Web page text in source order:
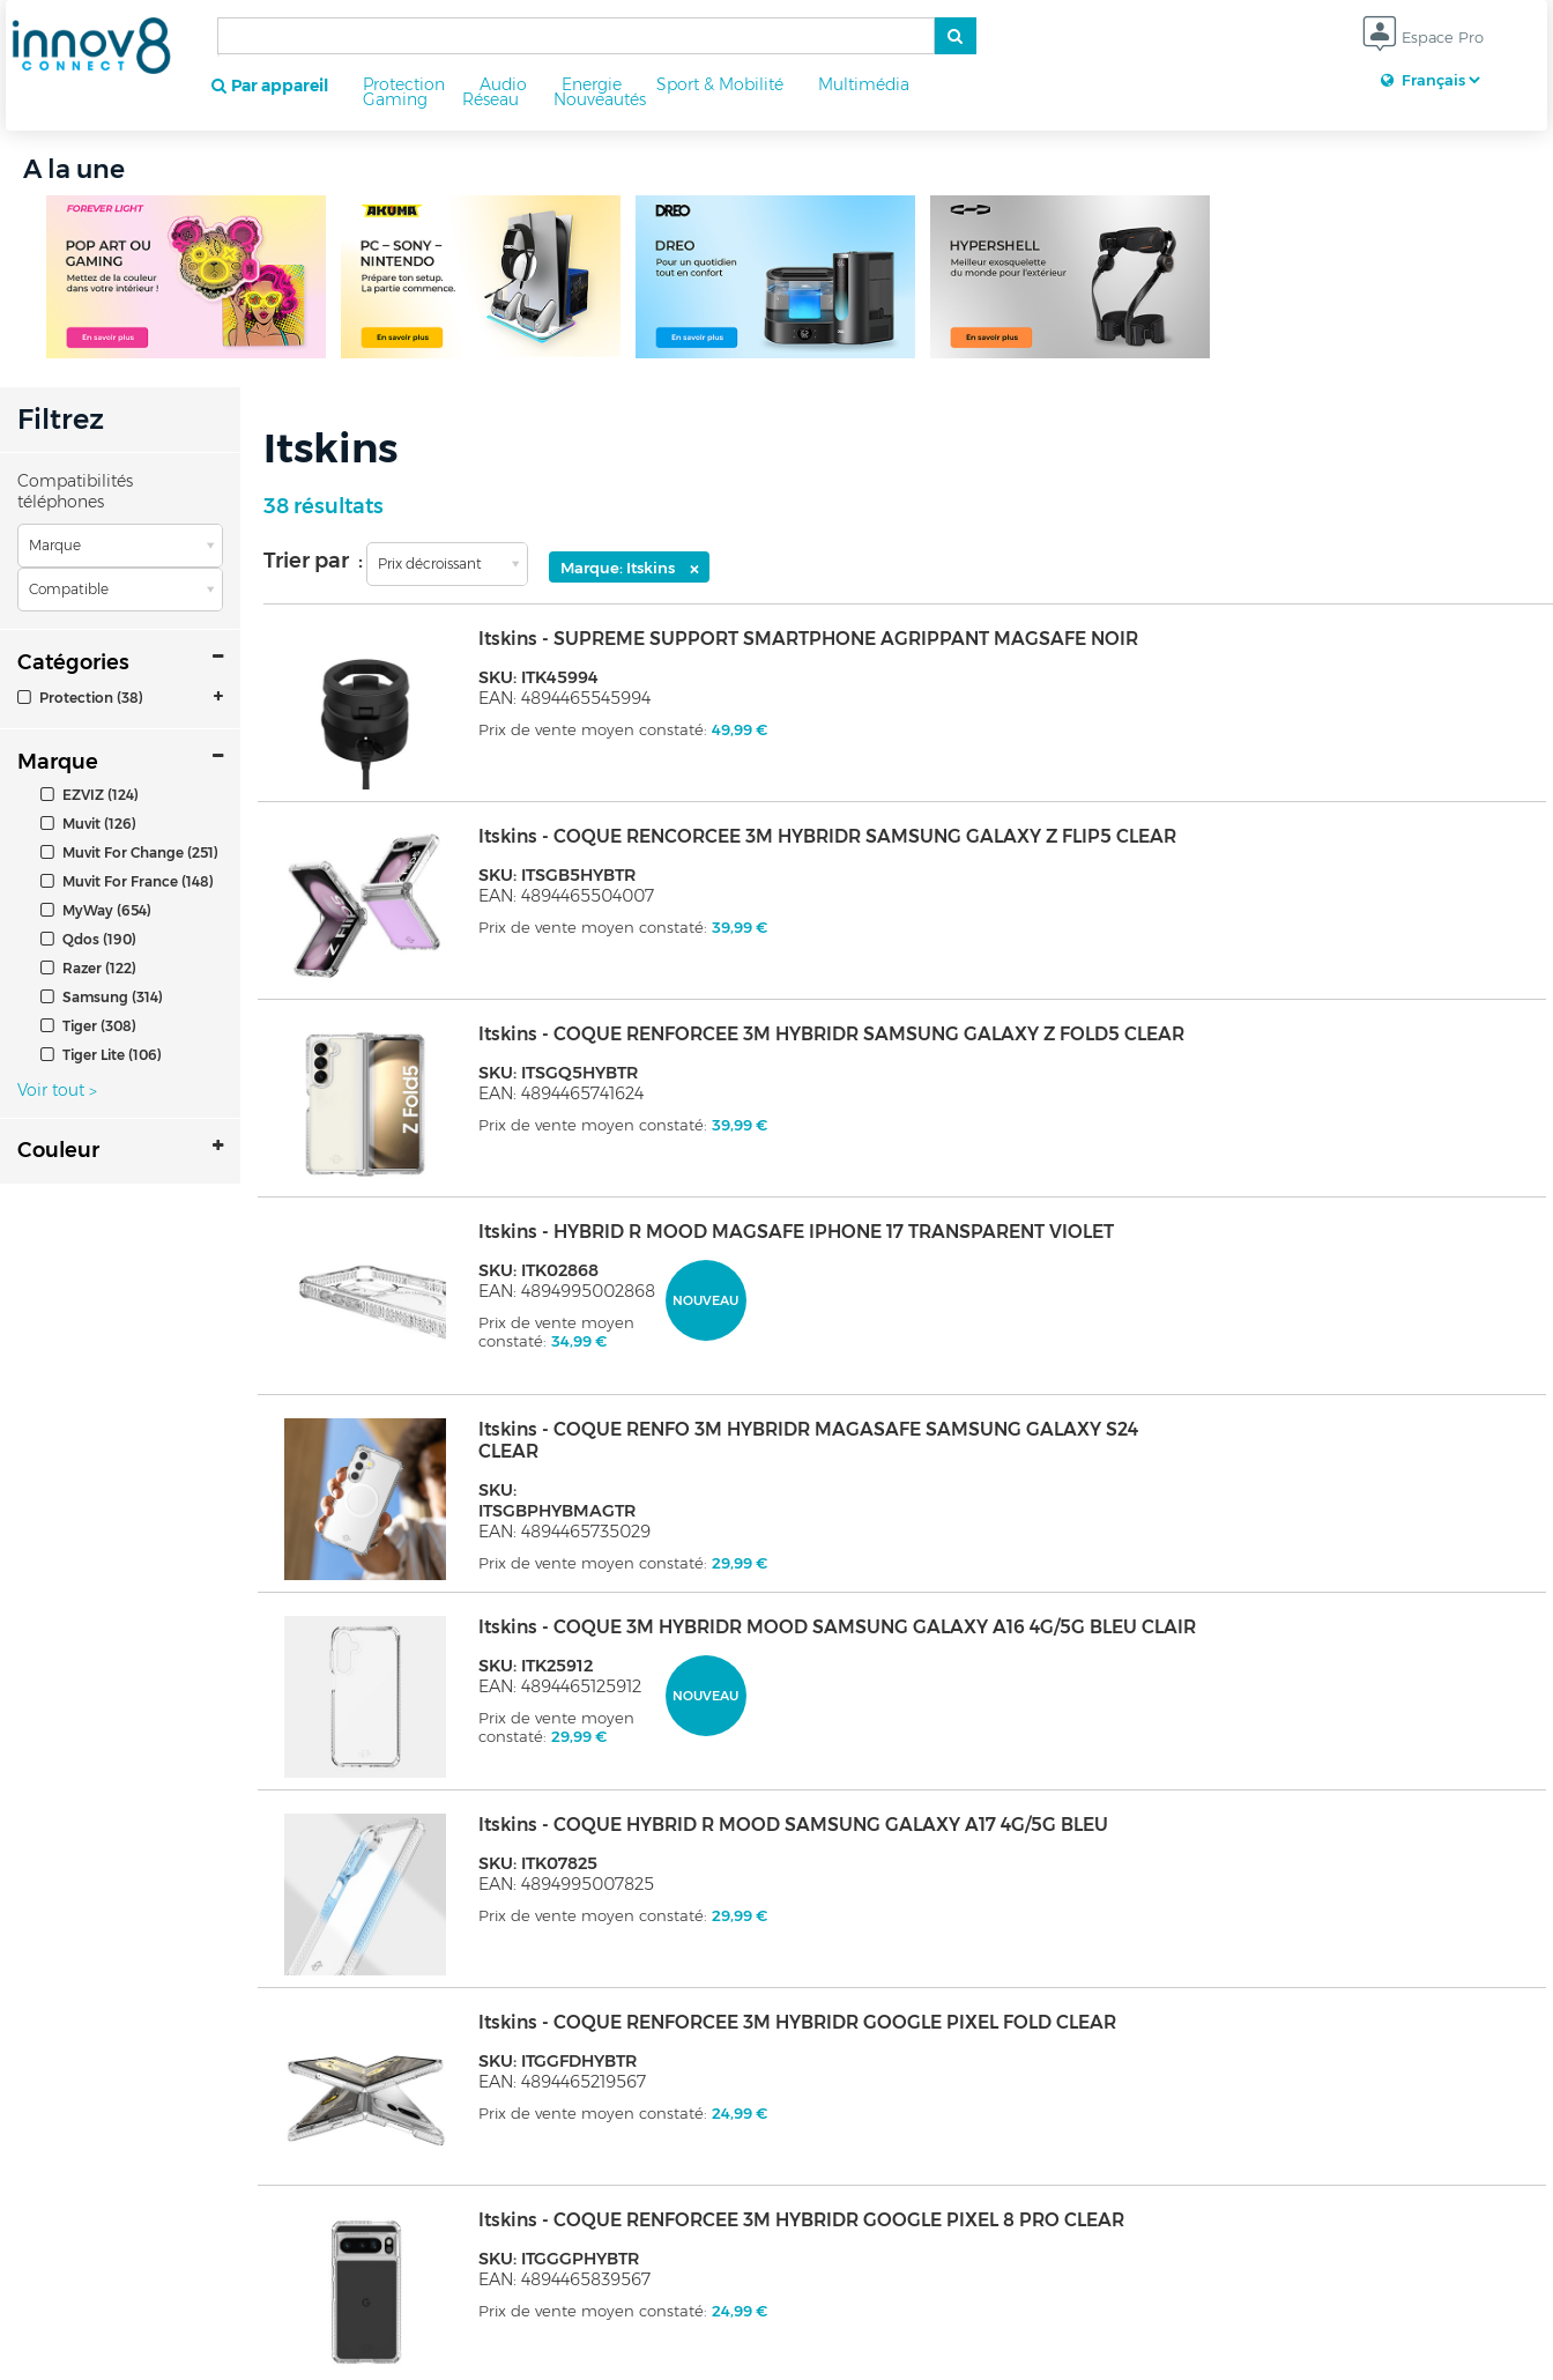
Espace Pro
Par appareil Protection Audio Energie Sport & Mobilité Multimédia
Gaming Réseau Nouveautés
A la une
Filtrez
Compatibilités
téléphones
Marque
Compatible
Catégories
Protection (38)
Marque
EZVIZ (124)
Muvit (126)
Muvit For Change (251)
Muvit For France (148)
MyWay (654)
Qdos (190)
Razer (122)
Samsung (314)
Tiger (308)
Tiger Lite (106)
Voir tout >
Couleur
Itskins
38 résultats
Trier par : Prix décroissant Marque: Itskins ×
Itskins - SUPREME SUPPORT SMARTPHONE AGRIPPANT MAGSAFE NOIR
SKU: ITK45994
EAN: 4894465545994
Prix de vente moyen constaté:49,99 €
Itskins - COQUE RENCORCEE 3M HYBRIDR SAMSUNG GALAXY Z FLIP5 CLEAR
SKU: ITSGB5HYBTR
EAN: 4894465504007
Prix de vente moyen constaté:39,99 €
Itskins - COQUE RENFORCEE 3M HYBRIDR SAMSUNG GALAXY Z FOLD5 CLEAR
SKU: ITSGQ5HYBTR
EAN: 4894465741624
Prix de vente moyen constaté:39,99 €
Itskins - HYBRID R MOOD MAGSAFE IPHONE 17 TRANSPARENT VIOLET
NOUVEAU
SKU: ITK02868
EAN: 4894995002868
Prix de vente moyen
constaté:34,99 €
Itskins - COQUE RENFO 3M HYBRIDR MAGASAFE SAMSUNG GALAXY S24
CLEAR
SKU:
ITSGBPHYBMAGTR
EAN: 4894465735029
Prix de vente moyen constaté:29,99 €
Itskins - COQUE 3M HYBRIDR MOOD SAMSUNG GALAXY A16 4G/5G BLEU CLAIR
NOUVEAU
SKU: ITK25912
EAN: 4894465125912
Prix de vente moyen
constaté:29,99 €
Itskins - COQUE HYBRID R MOOD SAMSUNG GALAXY A17 4G/5G BLEU
SKU: ITK07825
EAN: 4894995007825
Prix de vente moyen constaté:29,99 €
Itskins - COQUE RENFORCEE 3M HYBRIDR GOOGLE PIXEL FOLD CLEAR
SKU: ITGGFDHYBTR
EAN: 4894465219567
Prix de vente moyen constaté:24,99 €
Itskins - COQUE RENFORCEE 3M HYBRIDR GOOGLE PIXEL 8 PRO CLEAR
SKU: ITGGGPHYBTR
EAN: 4894465839567
Prix de vente moyen constaté:24,99 €